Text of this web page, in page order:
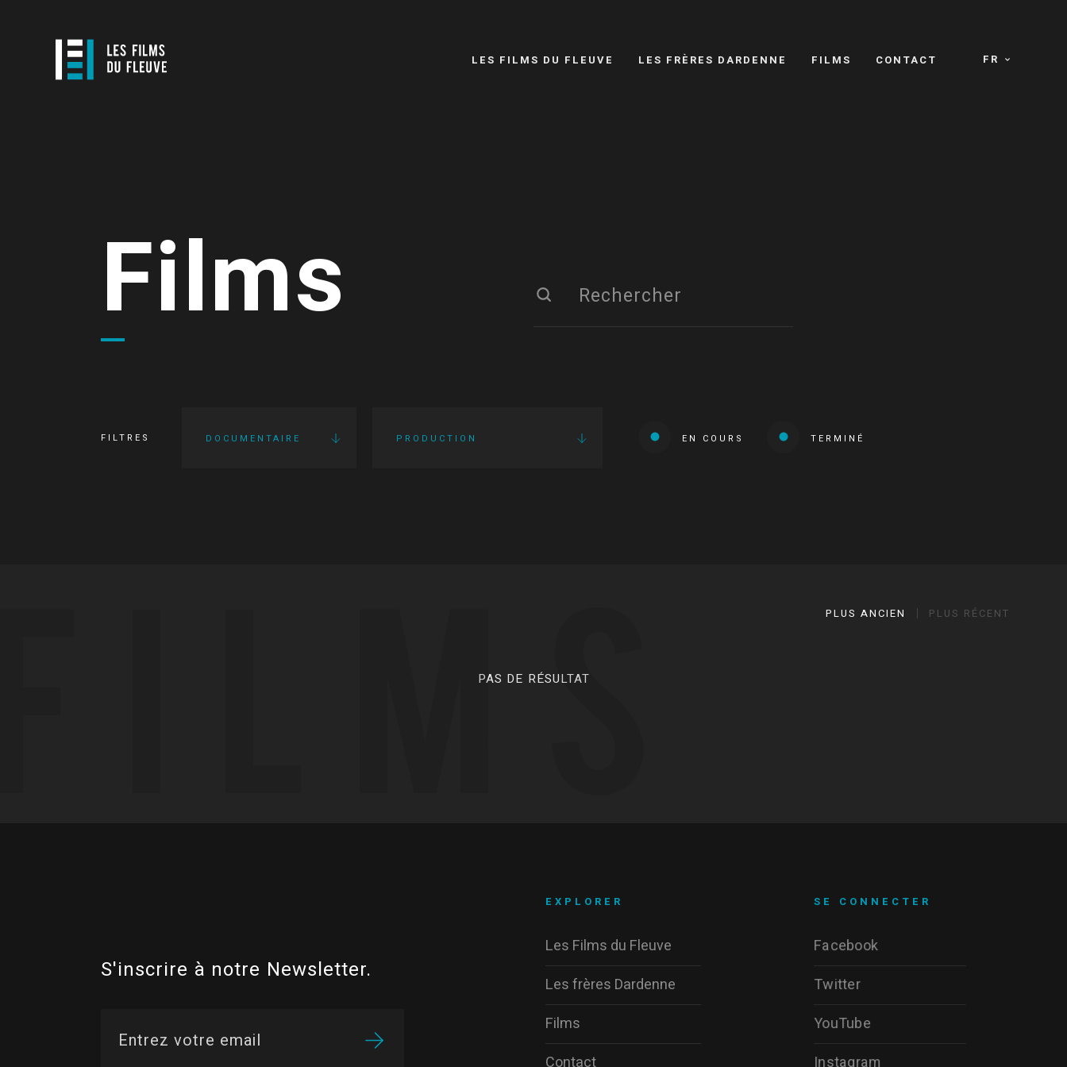
FR
LES FILMS DU FLEUVE LES FRÈRES DARDENNE FILMS CONTACT
Films
FILTRES DOCUMENTAIRE PRODUCTION EN COURS TERMINÉ
PLUS ANCIEN PLUS RÉCENT
PAS DE RÉSULTAT
S'inscrire à notre Newsletter.
SE CONNECTER
Facebook
Twitter
YouTube
Instagram
EXPLORER
Les Films du Fleuve
Les frères Dardenne
Films
Contact